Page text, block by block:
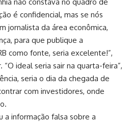
é confidencial, mas se nós
jornalista da área econômica,
para que publique a
como fonte, seria excelente!”,
ideal seria sair na quarta-feira”,
seria o dia da chegada de
com investidores, onde
a informação falsa sobre a